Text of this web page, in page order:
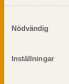
Nödvändig
Inställningar
Dela på